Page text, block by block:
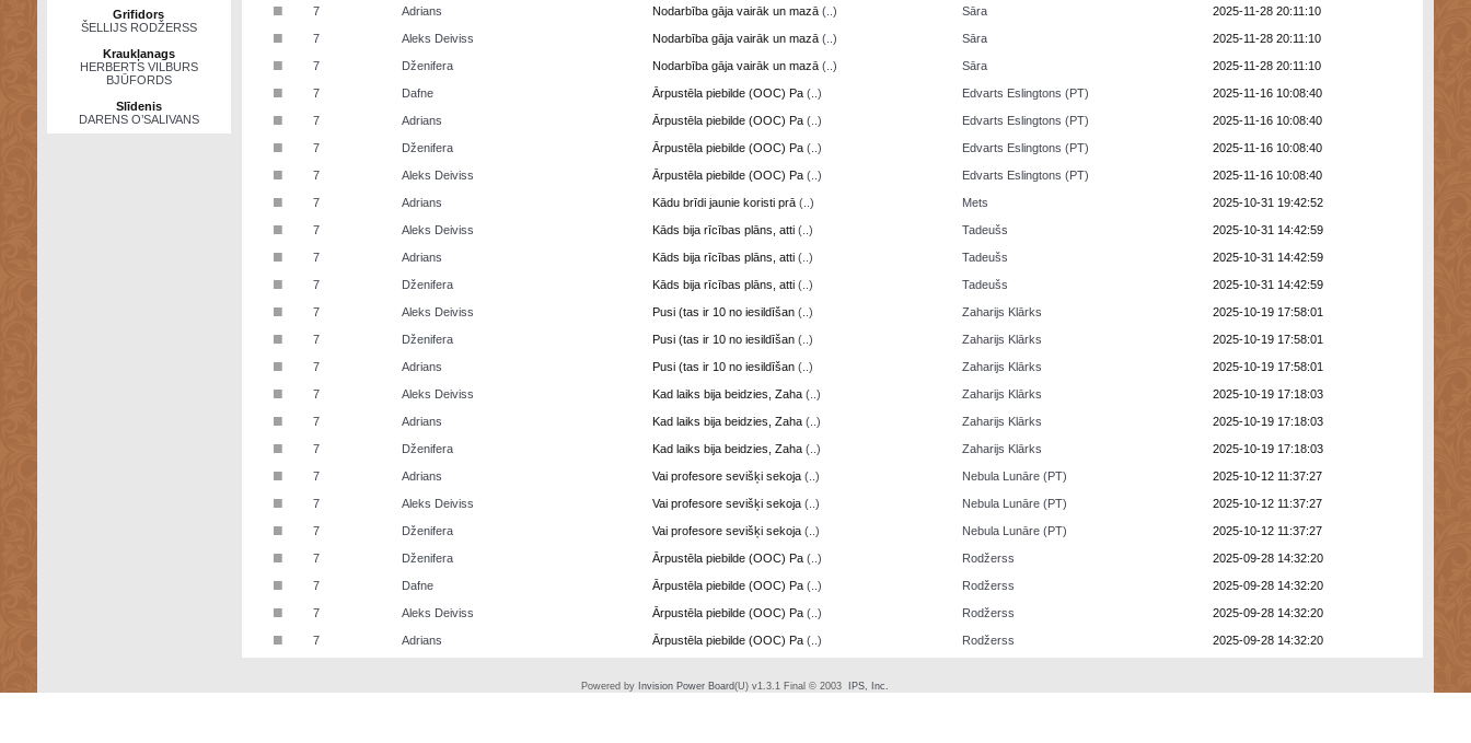
Grifidors
ŠELLIJS RODŽERSS
Kraukļanags
HERBERTS VILBURS
BJŪFORDS
Slīdenis
DARENS O’SALIVANS
■ 7 Adrians Nodarbība gāja vairāk un mazā (..) Sāra 2025-11-28 20:11:10
■ 7 Aleks Deiviss Nodarbība gāja vairāk un mazā (..) Sāra 2025-11-28 20:11:10
■ 7 Dženifera Nodarbība gāja vairāk un mazā (..) Sāra 2025-11-28 20:11:10
■ 7 Dafne Ārpustēla piebilde (OOC) Pa (..) Edvarts Eslingtons (PT) 2025-11-16 10:08:40
■ 7 Adrians Ārpustēla piebilde (OOC) Pa (..) Edvarts Eslingtons (PT) 2025-11-16 10:08:40
■ 7 Dženifera Ārpustēla piebilde (OOC) Pa (..) Edvarts Eslingtons (PT) 2025-11-16 10:08:40
■ 7 Aleks Deiviss Ārpustēla piebilde (OOC) Pa (..) Edvarts Eslingtons (PT) 2025-11-16 10:08:40
■ 7 Adrians Kādu brīdi jaunie koristi prā (..) Mets 2025-10-31 19:42:52
■ 7 Aleks Deiviss Kāds bija rīcības plāns, atti (..) Tadeušs 2025-10-31 14:42:59
■ 7 Adrians Kāds bija rīcības plāns, atti (..) Tadeušs 2025-10-31 14:42:59
■ 7 Dženifera Kāds bija rīcības plāns, atti (..) Tadeušs 2025-10-31 14:42:59
■ 7 Aleks Deiviss Pusi (tas ir 10 no iesildīšan (..) Zaharijs Klārks 2025-10-19 17:58:01
■ 7 Dženifera Pusi (tas ir 10 no iesildīšan (..) Zaharijs Klārks 2025-10-19 17:58:01
■ 7 Adrians Pusi (tas ir 10 no iesildīšan (..) Zaharijs Klārks 2025-10-19 17:58:01
■ 7 Aleks Deiviss Kad laiks bija beidzies, Zaha (..) Zaharijs Klārks 2025-10-19 17:18:03
■ 7 Adrians Kad laiks bija beidzies, Zaha (..) Zaharijs Klārks 2025-10-19 17:18:03
■ 7 Dženifera Kad laiks bija beidzies, Zaha (..) Zaharijs Klārks 2025-10-19 17:18:03
■ 7 Adrians Vai profesore sevišķi sekoja (..) Nebula Lunāre (PT) 2025-10-12 11:37:27
■ 7 Aleks Deiviss Vai profesore sevišķi sekoja (..) Nebula Lunāre (PT) 2025-10-12 11:37:27
■ 7 Dženifera Vai profesore sevišķi sekoja (..) Nebula Lunāre (PT) 2025-10-12 11:37:27
■ 7 Dženifera Ārpustēla piebilde (OOC) Pa (..) Rodžerss 2025-09-28 14:32:20
■ 7 Dafne Ārpustēla piebilde (OOC) Pa (..) Rodžerss 2025-09-28 14:32:20
■ 7 Aleks Deiviss Ārpustēla piebilde (OOC) Pa (..) Rodžerss 2025-09-28 14:32:20
■ 7 Adrians Ārpustēla piebilde (OOC) Pa (..) Rodžerss 2025-09-28 14:32:20
Powered by Invision Power Board(U) v1.3.1 Final © 2003 IPS, Inc.